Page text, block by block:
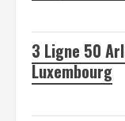
3 Ligne 50
Luxembourg